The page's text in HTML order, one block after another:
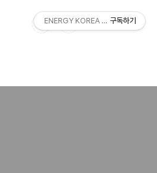
ENERGY KOREA With DAESUNG
구독하기